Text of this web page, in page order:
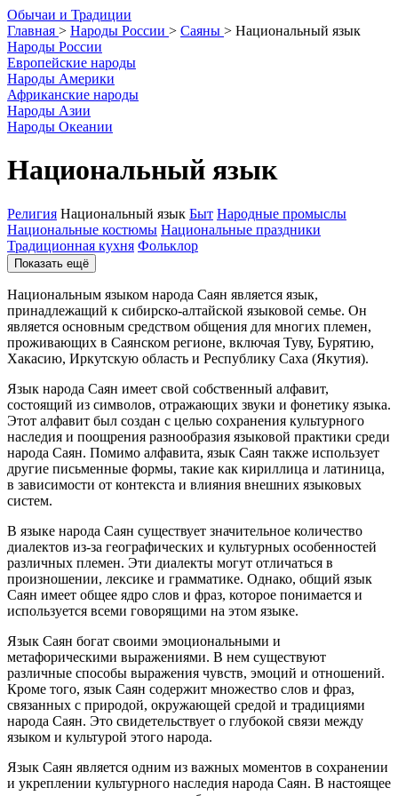
Обычаи и Традиции
Главная > Народы России > Саяны > Национальный язык
Народы России
Европейские народы
Народы Америки
Африканские народы
Народы Азии
Народы Океании
Национальный язык
Религия Национальный язык Быт Народные промыслы
Национальные костюмы Национальные праздники
Традиционная кухня Фольклор
Показать ещё
Национальным языком народа Саян является язык,
принадлежащий к сибирско-алтайской языковой семье. Он
является основным средством общения для многих племен,
проживающих в Саянском регионе, включая Туву, Бурятию,
Хакасию, Иркутскую область и Республику Саха (Якутия).
Язык народа Саян имеет свой собственный алфавит,
состоящий из символов, отражающих звуки и фонетику языка.
Этот алфавит был создан с целью сохранения культурного
наследия и поощрения разнообразия языковой практики среди
народа Саян. Помимо алфавита, язык Саян также использует
другие письменные формы, такие как кириллица и латиница,
в зависимости от контекста и влияния внешних языковых
систем.
В языке народа Саян существует значительное количество
диалектов из-за географических и культурных особенностей
различных племен. Эти диалекты могут отличаться в
произношении, лексике и грамматике. Однако, общий язык
Саян имеет общее ядро слов и фраз, которое понимается и
используется всеми говорящими на этом языке.
Язык Саян богат своими эмоциональными и
метафорическими выражениями. В нем существуют
различные способы выражения чувств, эмоций и отношений.
Кроме того, язык Саян содержит множество слов и фраз,
связанных с природой, окружающей средой и традициями
народа Саян. Это свидетельствует о глубокой связи между
языком и культурой этого народа.
Язык Саян является одним из важных моментов в сохранении
и укреплении культурного наследия народа Саян. В настоящее